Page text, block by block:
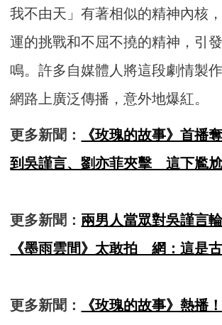
我不由天」有著相似的精神內核
運的挑戰和不屈不撓的精神，引
鳴。許多自媒體人將這段劇情製
網路上廣泛傳播，意外地爆紅。
更多新聞：
《玫瑰的故事》首播
到吳謹言、劉亦菲夾擊 這下尷
更多新聞： 兩男人當眾對吳謹言
《墨雨雲間》太敢拍 網：這是
更多新聞：
《玫瑰的故事》熱播